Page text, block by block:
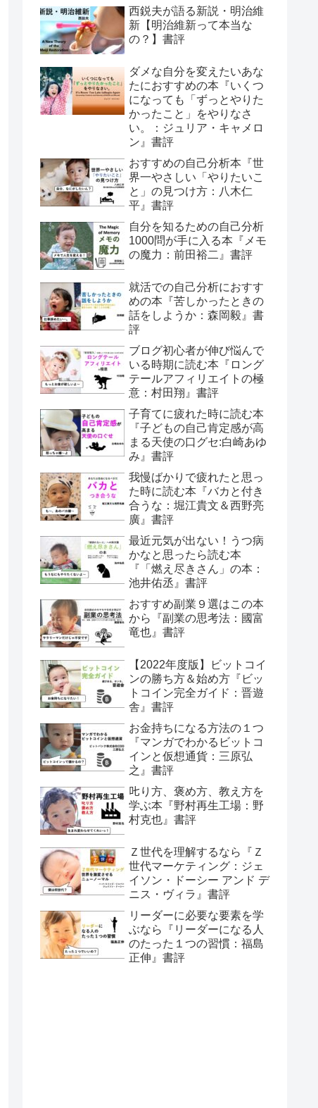
西鋭夫が語る新説・明治維
新【明治維新って本当な
の？】書評
ダメな自分を変えたいあな
たにおすすめの本『いくつ
になっても「ずっとやりた
かったこと」をやりなさ
い。：ジュリア・キャメロ
ン』書評
おすすめの自己分析本『世
界一やさしい「やりたいこ
と」の見つけ方：八木仁
平』書評
自分を知るための自己分析
1000問が手に入る本『メモ
の魔力：前田裕二』書評
就活での自己分析におすす
めの本『苦しかったときの
話をしようか：森岡毅』書
評
ブログ初心者が伸び悩んで
いる時期に読む本『ロング
テールアフィリエイトの極
意：村田翔』書評
子育てに疲れた時に読む本
『子どもの自己肯定感が高
まる天使の口グセ:白崎あゆ
み』書評
我慢ばかりで疲れたと思っ
た時に読む本『バカと付き
合うな：堀江貴文＆西野亮
廣』書評
最近元気が出ない！うつ病
かなと思ったら読む本
『「燃え尽きさん」の本：
池井佑丞』書評
おすすめ副業９選はこの本
から『副業の思考法：國富
竜也』書評
【2022年度版】ビットコイ
ンの勝ち方＆始め方『ビッ
トコイン完全ガイド：晋遊
舎』書評
お金持ちになる方法の１つ
『マンガでわかるビットコ
インと仮想通貨：三原弘
之』書評
𠮟り方、褒め方、教え方を
学ぶ本『野村再生工場：野
村克也』書評
Ｚ世代を理解するなら『Ｚ
世代マーケティング：ジェ
イソン・ドーシー アンド デ
ニス・ヴィラ』書評
リーダーに必要な要素を学
ぶなら『リーダーになる人
のたった１つの習慣：福島
正伸』書評